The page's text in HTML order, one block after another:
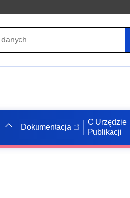
Dokumentacja
O Urzędzie
Publikacji